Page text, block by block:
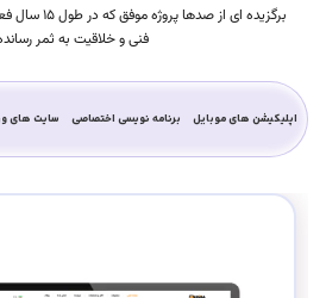
برگزیده ای
فنی و خلاقیت به ثمر
اپلیکیشن های موبایل برنامه نویسی اختصاصی سایت های